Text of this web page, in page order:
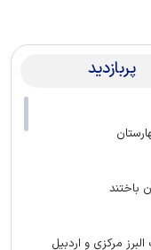
پربازدید